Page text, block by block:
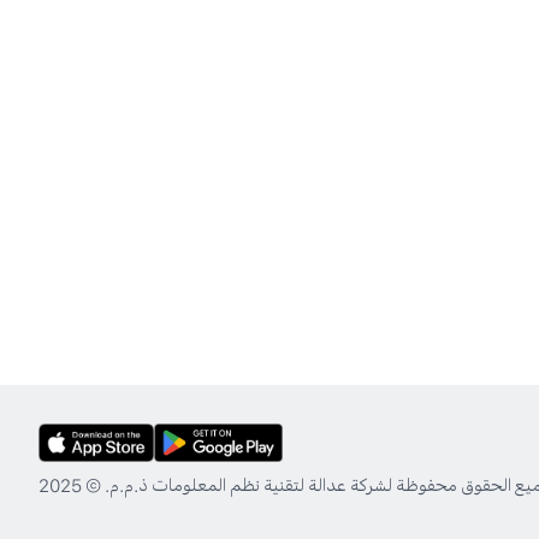
الحقوق محفوظة لشركة عدالة لتقنية نظم المعلومات ذ.م.م. © 2025